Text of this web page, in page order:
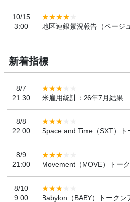
10/15
3:00
地区連銀景況報告（ベージ
新着指標
8/7
21:30
米雇用統計：26年7月結果
8/8
22:00
Space and Time（SXT）ト
8/9
21:00
Movement（MOVE）トー
8/10
9:00
Babylon（BABY）トークン